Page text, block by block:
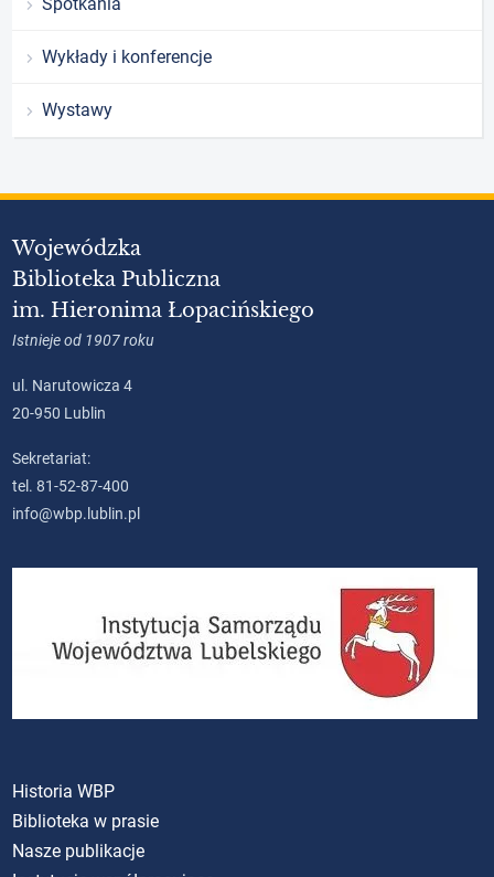
Wykłady i konferencje
Wystawy
Wojewódzka
Biblioteka Publiczna
im. Hieronima Łopacińskiego
Istnieje od 1907 roku
ul. Narutowicza 4
20-950 Lublin
Sekretariat:
tel. 81-52-87-400
info@wbp.lublin.pl
Historia WBP
Biblioteka w prasie
Nasze publikacje